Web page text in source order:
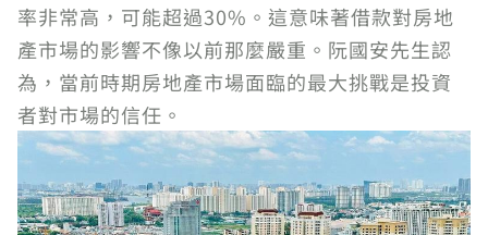
率非常高，可能超過30%。這意味著借款對房地
產市場的影響不像以前那麼嚴重。阮國安先生認
為，當前時期房地產市場面臨的最大挑戰是投資
者對市場的信任。